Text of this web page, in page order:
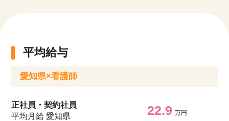
平均給与
愛知県×看護師
正社員・契約社員
平均月給 愛知県
22.9 万円